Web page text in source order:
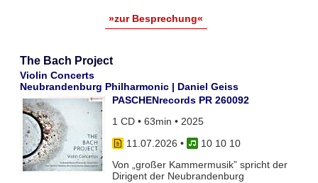
»zur Besprechung«
The Bach Project
Violin Concerts
Neubrandenburg Philharmonic | Daniel Geiss
PASCHENrecords PR 260092
1 CD • 63min • 2025
11.07.2026 •
10 10 10
Von „großer Kammermusik” spricht der
Dirigent der Neubrandenburg